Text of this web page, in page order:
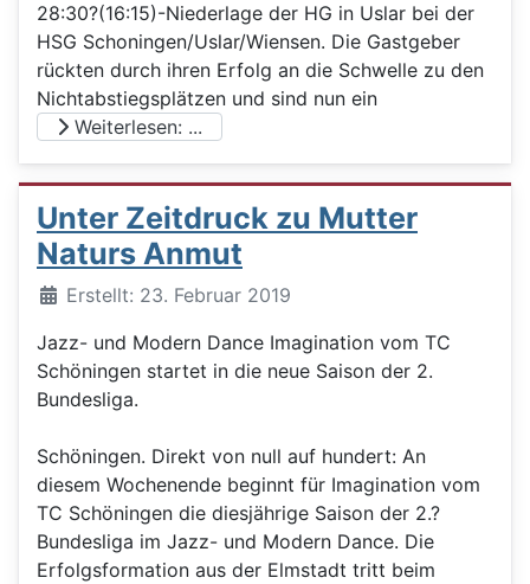
28:30?(16:15)-Niederlage der HG in Uslar bei der
HSG Schoningen/Uslar/Wiensen. Die Gastgeber
rückten durch ihren Erfolg an die Schwelle zu den
Nichtabstiegsplätzen und sind nun ein
Weiterlesen: ...
Unter Zeitdruck zu Mutter
Naturs Anmut
DetailsErstellt: 23. Februar 2019
Jazz- und Modern Dance Imagination vom TC
Schöningen startet in die neue Saison der 2.
Bundesliga.
Schöningen. Direkt von null auf hundert: An
diesem Wochenende beginnt für Imagination vom
TC Schöningen die diesjährige Saison der 2.?
Bundesliga im Jazz- und Modern Dance. Die
Erfolgsformation aus der Elmstadt tritt beim